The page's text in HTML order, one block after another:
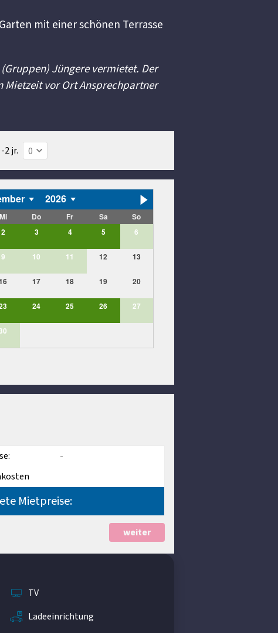
mit einer schönen Terrasse
Jüngere vermietet. Der
Mietzeit vor Ort Ansprechpartner
2 jr.
2026
Mi Do Fr Sa
So
2 3 4 5 6
9 10 11 12 13
17 18 19 20
24 25 26 27
-
Mietpreise:
-
weiter
TV
Ladeeinrichtung